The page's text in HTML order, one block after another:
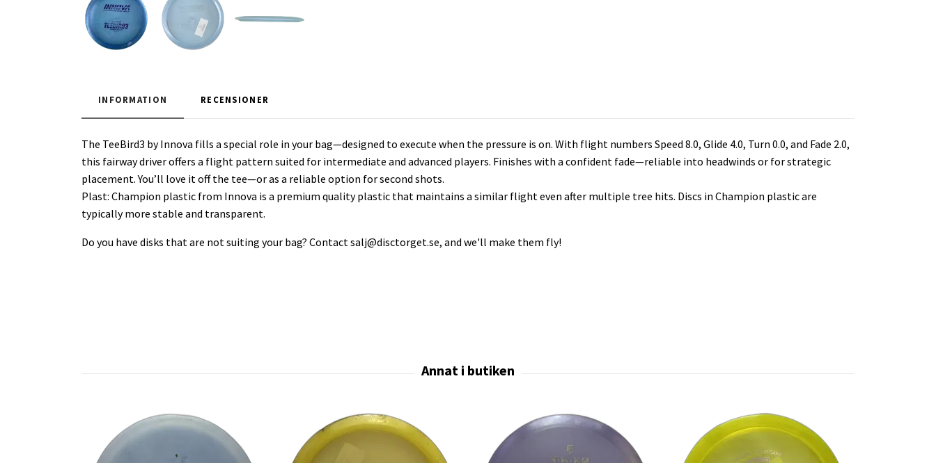
INFORMATION RECENSIONER
The TeeBird3 by Innova fills a special role in your bag—designed to execute when the pressure is on. With flight numbers Speed 8.0, Glide 4.0, Turn 0.0, and Fade 2.0,
this fairway driver offers a flight pattern suited for intermediate and advanced players. Finishes with a confident fade—reliable into headwinds or for strategic
placement. You’ll love it off the tee—or as a reliable option for second shots.
Plast: Champion plastic from Innova is a premium quality plastic that maintains a similar flight even after multiple tree hits. Discs in Champion plastic are
typically more stable and transparent.
Do you have disks that are not suiting your bag? Contactsalj@disctorget.se, and we'll make them fly!